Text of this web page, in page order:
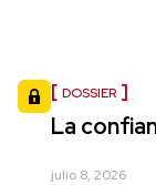
DOSSIER
La
julio 8, 2026